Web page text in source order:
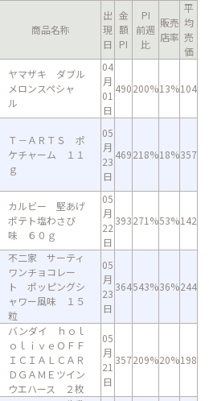
商品名称
出
現
日
金
額
PI
PI
前週
比
販売
店率
平
均
売
価
ヤマザキ ダブル
メロンスペシャ
ル
04
月
01
日
490200%13%104
Ｔ－ＡＲＴＳ ポ
ケチャーム １１
ｇ
05
月
23
日
469218%18%357
カルビー 堅あげ
ポテト塩わさび
味 ６０ｇ
05
月
22
日
393271%53%142
不二家 サーティ
ワンチョコレー
ト ポッピングシ
ャワー風味 １５
粒
05
月
23
日
364543%36%244
バンダイ ｈｏｌ
ｏｌｉｖｅＯＦＦ
ＩＣＩＡＬＣＡＲ
ＤＧＡＭＥツイン
ウエハース ２枚
05
月
21
日
357209%20%198